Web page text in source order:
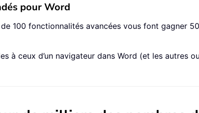
pour Word
100 fonctionnalités avancées vous font gagner
à ceux d’un navigateur dans Word (et les autres